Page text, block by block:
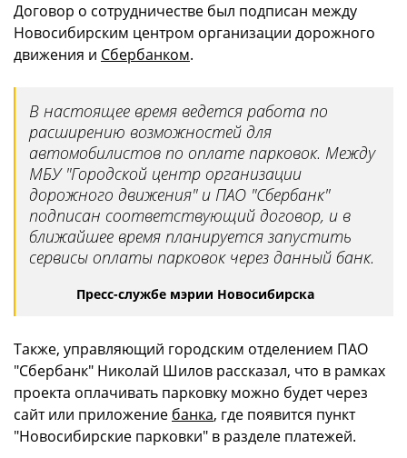
Договор о сотрудничестве был подписан между
Новосибирским центром организации дорожного
движения и Сбербанком.
В настоящее время ведется работа по
расширению возможностей для
автомобилистов по оплате парковок. Между
МБУ "Городской центр организации
дорожного движения" и ПАО "Сбербанк"
подписан соответствующий договор, и в
ближайшее время планируется запустить
сервисы оплаты парковок через данный банк.
Пресс-службе мэрии Новосибирска
Также, управляющий городским отделением ПАО
"Сбербанк" Николай Шилов рассказал, что в рамках
проекта оплачивать парковку можно будет через
сайт или приложение банка, где появится пункт
"Новосибирские парковки" в разделе платежей.